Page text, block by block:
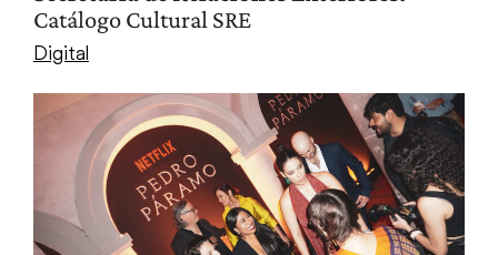
Catálogo Cultural SRE
Digital